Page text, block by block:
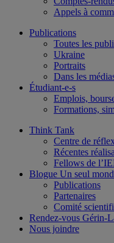
Appels à
Publications
Toutes les
Ukraine
Portraits
Dans les
Étudiant-e-s
Emplois,
Formations,
Think Tank
Centre de
Récentes
Fellows de
Blogue Un seul
Publications
Partenaires
Comité
Rendez-vous Gérin-
Nous joindre